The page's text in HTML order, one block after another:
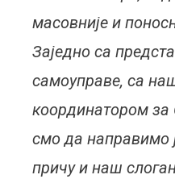
масовније и
Заједно са
самоуправе, са
координатором
смо да направимо
причу и наш